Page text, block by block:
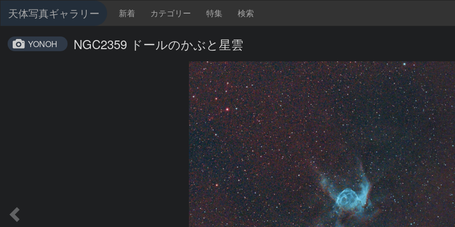
天体写真ギャラリー 新着 カテゴリー 特集 検索
YONOH NGC2359 ドールのかぶと星雲